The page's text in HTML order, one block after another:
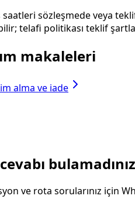
saatleri sözleşmede veya
telafi politikası teklif
makaleleri
alma ve iade
ve rota sorularınız için